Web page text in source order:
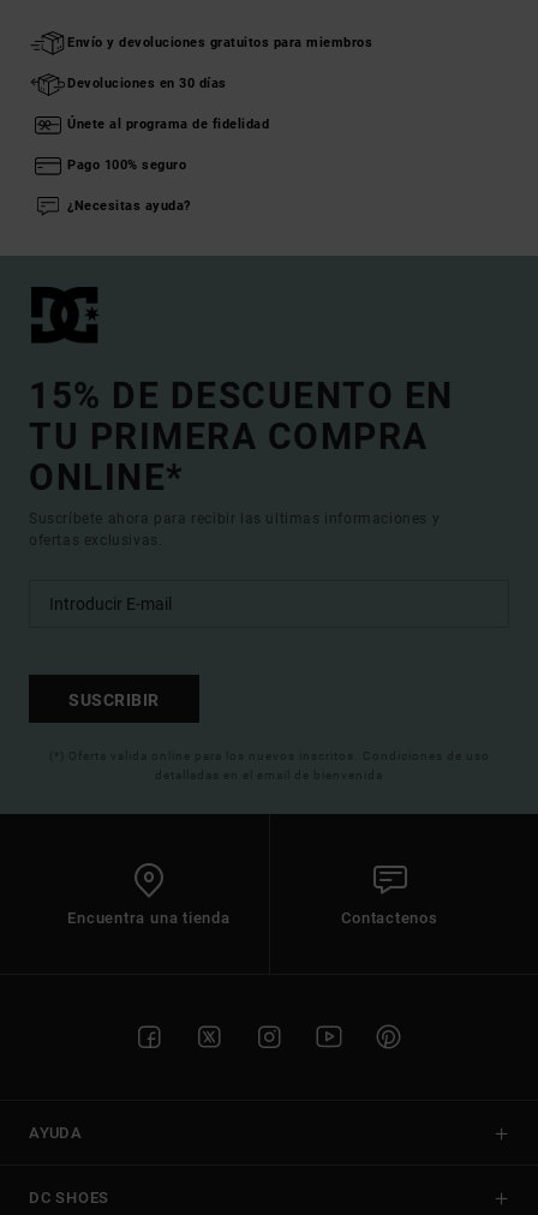
Envío y devoluciones gratuitos para miembros
Devoluciones en 30 días
Únete al programa de fidelidad
Pago 100% seguro
¿Necesitas ayuda?
15% DE DESCUENTO EN
TU PRIMERA COMPRA
ONLINE*
Suscríbete ahora para recibir las ultimas informaciones y
ofertas exclusivas.
SUSCRIBIR
(*) Oferta valida online para los nuevos inscritos. Condiciones de uso
detalladas en el email de bienvenida
Encuentra una tienda Contactenos
AYUDA
DC SHOES